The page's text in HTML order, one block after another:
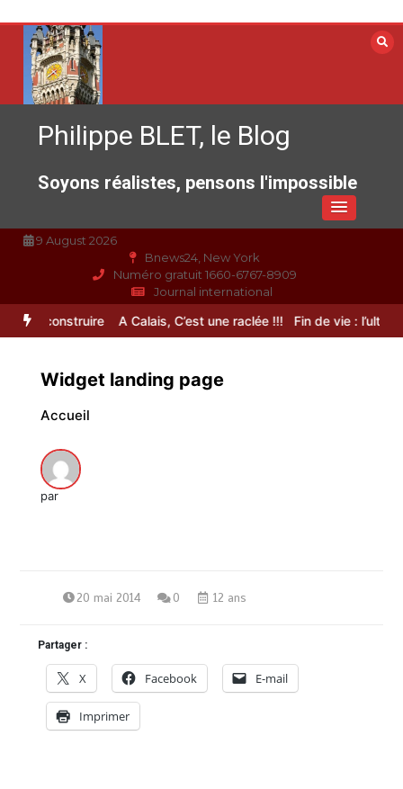
contenu
Philippe BLET, le Blog
Soyons réalistes, pensons l'impossible
9 August 2026
Bnews24, New York
Numéro gratuit 1660-6767-8909
Journal international
reconstruire A Calais, C’est une raclée !!! Fin de vie : l’ultime
Widget landing page
Accueil
par
20 mai 2014 0 12 ans
Partager :
X Facebook E-mail
Imprimer
Vœux 2026, la tradition a du bon
3 minutes